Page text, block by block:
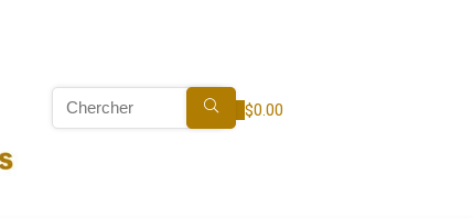
Search
$0.00